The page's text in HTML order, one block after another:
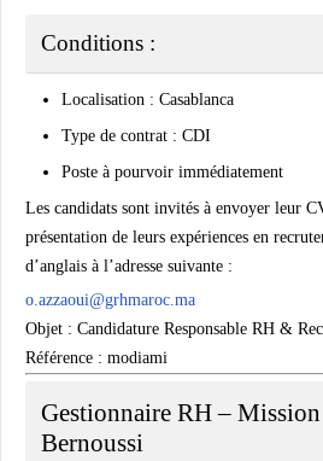
Conditions :
Localisation : Casablanca
Type de contrat : CDI
Poste à pourvoir immédiatement
Les candidats sont invités à envoyer leur
présentation de leurs expériences en
d’anglais à l’adresse suivante :
o.azzaoui@grhmaroc.ma
Objet : Candidature Responsable RH &
Référence : modiami
Gestionnaire RH –
Bernoussi